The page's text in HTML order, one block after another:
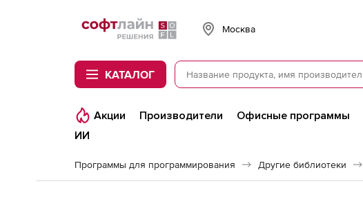
Softline
Москва
КАТАЛОГ
Акции Производители Офисные программы
ИИ
Программы для программирования Другие библиотеки